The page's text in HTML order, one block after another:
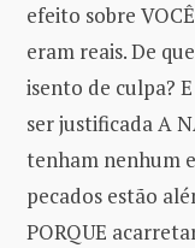
efeito sobre
eram reais. De
isento de culpa?
ser justificada A
tenham nenhum
pecados estão
PORQUE